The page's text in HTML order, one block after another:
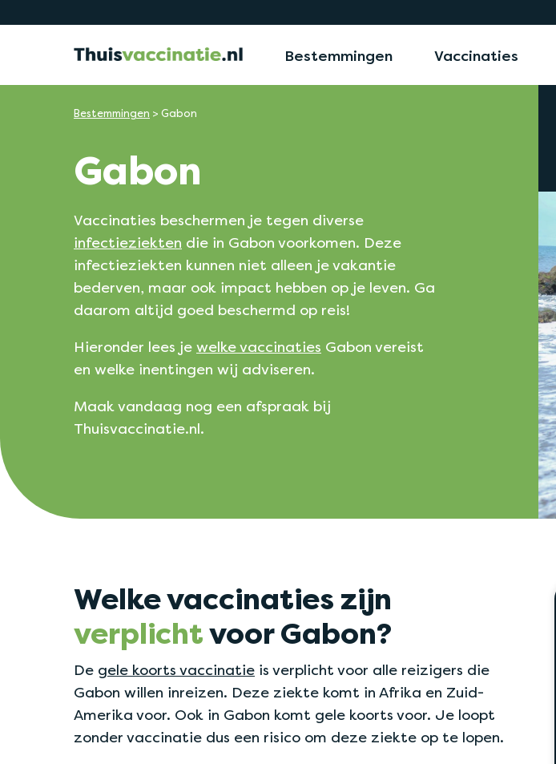
Bestemmingen Vaccinaties
Bestemmingen > Gabon
Gabon
Vaccinaties beschermen je tegen diverse
infectieziekten die in Gabon voorkomen. Deze
infectieziekten kunnen niet alleen je vakantie
bederven, maar ook impact hebben op je leven. Ga
daarom altijd goed beschermd op reis!
Hieronder lees je welke vaccinaties Gabon vereist
en welke inentingen wij adviseren.
Maak vandaag nog een afspraak bij
Thuisvaccinatie.nl.
Welke vaccinaties zijn
verplichtvoor Gabon?
De gele koorts vaccinatieis verplicht voor alle reizigers die
Gabon willen inreizen. Deze ziekte komt in Afrika en Zuid-
Amerika voor. Ook in Gabon komt gele koorts voor. Je loopt
zonder vaccinatie dus een risico om deze ziekte op te lopen.